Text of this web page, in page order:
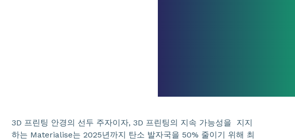
3D 프린팅 안경의 선두 주자이자, 3D 프린팅의 지속 가능성을 지지
하는 Materialise는 2025년까지 탄소 발자국을 50% 줄이기 위해 최